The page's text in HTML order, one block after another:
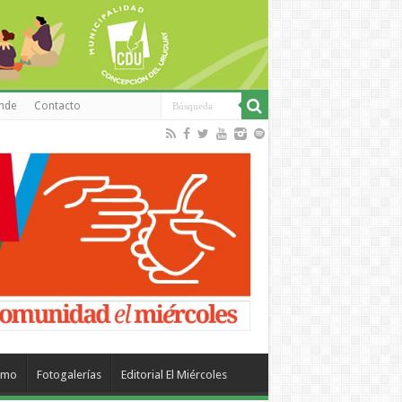
Contacto
Fotogalerías Editorial El Miércoles